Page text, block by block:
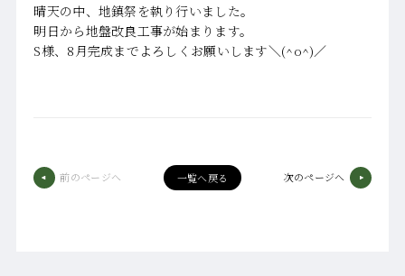
晴天の中、地鎮祭を執り行いました。
明日から地盤改良工事が始まります。
S様、8月完成までよろしくお願いします＼(^o^)／
前のページへ 一覧へ戻る 次のページへ